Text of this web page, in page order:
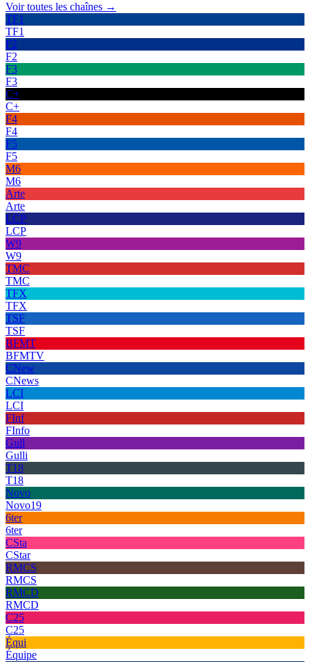
Voir toutes les chaînes →
TF1
TF1
F2
F2
F3
F3
C+
C+
F4
F4
F5
F5
M6
M6
Arte
Arte
LCP
LCP
W9
W9
TMC
TMC
TFX
TFX
TSF
TSF
BFMT
BFMTV
CNew
CNews
LCI
LCI
FInf
FInfo
Gull
Gulli
T18
T18
Novo
Novo19
6ter
6ter
CSta
CStar
RMCS
RMCS
RMCD
RMCD
C25
C25
Équi
Équipe